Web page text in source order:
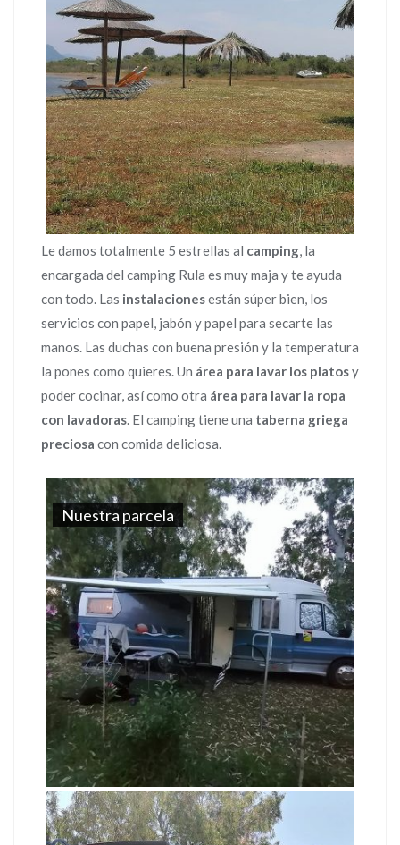
Le damos totalmente 5 estrellas al camping, la
encargada del camping Rula es muy maja y te ayuda
con todo. Las instalacionesestán súper bien, los
servicios con papel, jabón y papel para secarte las
manos. Las duchas con buena presión y la temperatura
la pones como quieres. Un área para lavar los platosy
poder cocinar, así como otra área para lavar la ropa
con lavadoras. El camping tiene una taberna griega
preciosa con comida deliciosa.
Nuestra parcela